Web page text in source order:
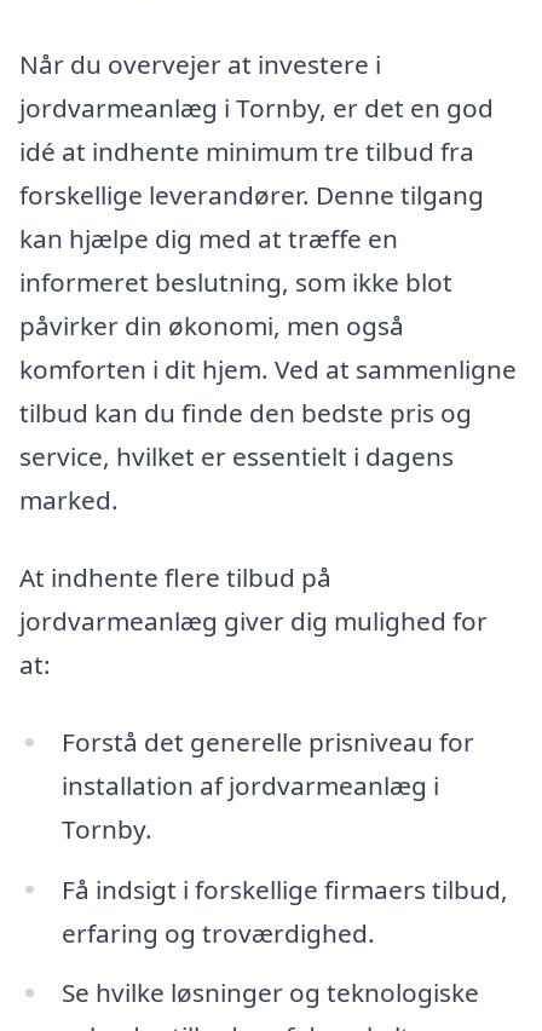
Når du overvejer at investere i
jordvarmeanlæg i Tornby, er det en god
idé at indhente minimum tre tilbud fra
forskellige leverandører. Denne tilgang
kan hjælpe dig med at træffe en
informeret beslutning, som ikke blot
påvirker din økonomi, men også
komforten i dit hjem. Ved at sammenligne
tilbud kan du finde den bedste pris og
service, hvilket er essentielt i dagens
marked.
At indhente flere tilbud på
jordvarmeanlæg giver dig mulighed for
at:
Forstå det generelle prisniveau for
installation af jordvarmeanlæg i
Tornby.
Få indsigt i forskellige firmaers tilbud,
erfaring og troværdighed.
Se hvilke løsninger og teknologiske